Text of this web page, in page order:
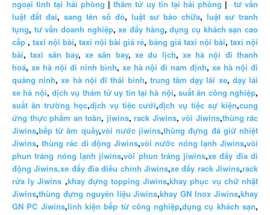
ngoại tình tại hải phòng |thám tử uy tín tại hải phòng | tư vấn
luật đất đai, sang tên sổ đỏ, luật sư bào chữa, luật sư tranh
tụng, tư vấn doanh nghiệp,xe đẩy hàng,dụng cụ khách sạn cao
cấp , taxi nội bài, taxi nội bài giá rẻ, bảng giá taxi nội bài, taxi nội
bài,taxi sân bay,xe sân bay,xe du lịch, xe hà nội đi thanh
hoá, xe hà nội đi ninh bình, xe hà nội đi nam định,xe hà nội đi
quảng ninh,xe hà nội đi thái bình, trung tâm dạy lái xe, dạy lái
xe hà nội,dịch vụ thám tử uy tín tại hà nội,suất ăn công nghiệp,
suất ăn trường học,dịch vụ tiệc cưới,dịch vụ tiệc sự kiện,cung
ứng thực phẩm an toàn, jiwins, rack Jiwins, vòi Jiwins,thùng rác
Jiwins,bếp từ âm quầy,vòi nước jiwins,thùng đựng đá giữ nhiệt
Jiwins,thùng rác di động Jiwins,vòi nước nóng lạnh Jiwins,vòi
phun tráng nóng lạnh jiwins,vòi phun tráng jiwins,xe đẩy đĩa di
động Jiwins,xe đẩy đĩa điều chỉnh Jiwins,xe đẩy rack Jiwins,rack
rửa ly Jiwins ,khay đựng topping Jiwins,khay phục vụ chữ nhật
Jiwins,thùng đựng nguyên liệu Jiwins,khay GN Inox Jiwins,khay
GN PC Jiwins,linh kiện bếp từ công nghiệp,dụng cụ khách sạn,